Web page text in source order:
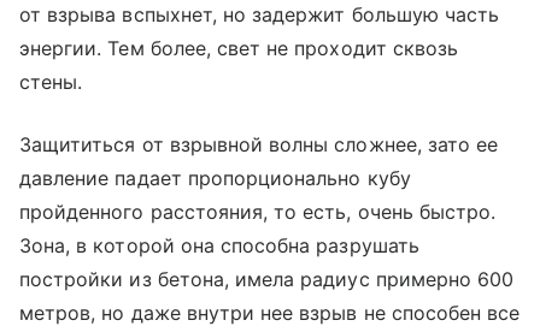
от взрыва вспыхнет, но задержит большую часть
энергии. Тем более, свет не проходит сквозь
стены.
Защититься от взрывной волны сложнее, зато ее
давление падает пропорционально кубу
пройденного расстояния, то есть, очень быстро.
Зона, в которой она способна разрушать
постройки из бетона, имела радиус примерно 600
метров, но даже внутри нее взрыв не способен все